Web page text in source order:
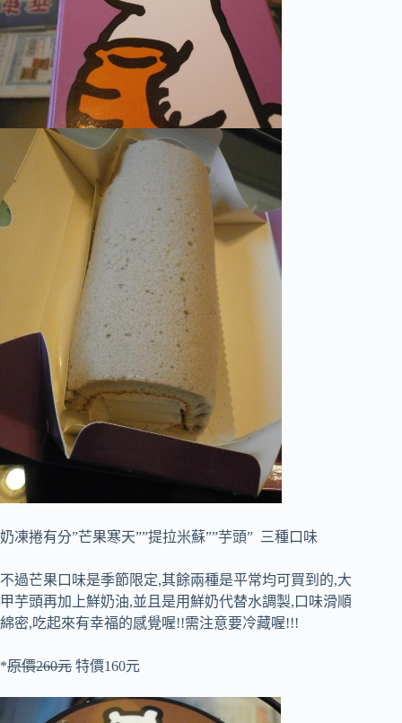
奶凍捲有分”芒果寒天””提拉米蘇””芋頭” 三種口味
不過芒果口味是季節限定,其餘兩種是平常均可買到的,大
甲芋頭再加上鮮奶油,並且是用鮮奶代替水調製,口味滑順
綿密,吃起來有幸福的感覺喔!!需注意要冷藏喔!!!
*原價260元 特價160元